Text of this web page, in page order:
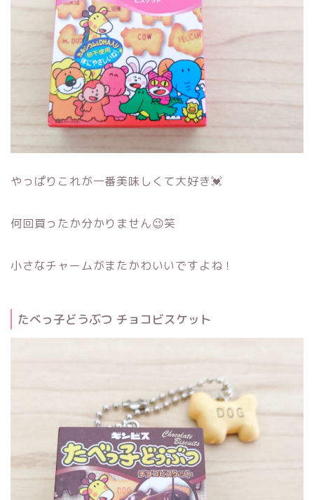
やっぱりこれが一番美味しくて大好き💓
何回買ったか分かりません😉笑
小さなチャームがまたかわいいですよね！
たべっ子どうぶつ チョコビスケット